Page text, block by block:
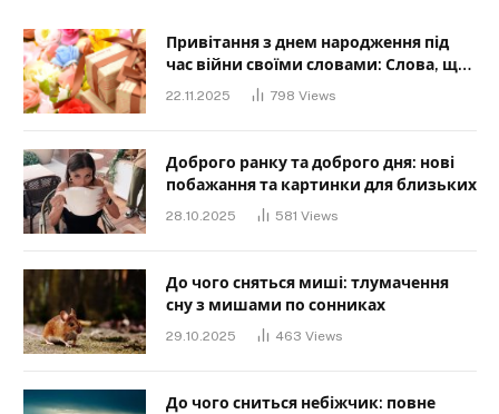
Привітання з днем народження під
час війни своїми словами: Слова, що
дарують надію та силу
22.11.2025 798 Views
Доброго ранку та доброго дня: нові
побажання та картинки для близьких
28.10.2025 581 Views
До чого сняться миші: тлумачення
сну з мишами по сонниках
29.10.2025 463 Views
До чого сниться небіжчик: повне